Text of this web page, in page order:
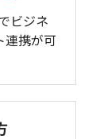
ビジネ
連携が可